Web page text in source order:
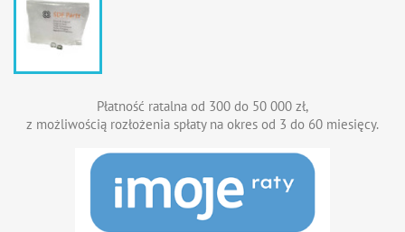
Płatność ratalna od 300 do 50 000 zł,
z możliwością rozłożenia spłaty na okres od 3 do 60 miesięcy.